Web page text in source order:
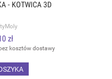
- KOTWICA 3D
zł
kosztów dostawy